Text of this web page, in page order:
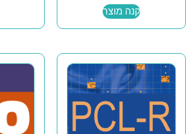
קנה מוצר